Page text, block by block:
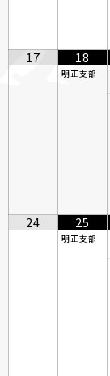
17 18
明正支部
24 25
明正支部